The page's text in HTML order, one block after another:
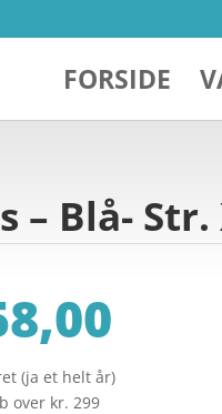
FORSIDE
– Blå- Str.
(ja et helt år)
over kr. 299